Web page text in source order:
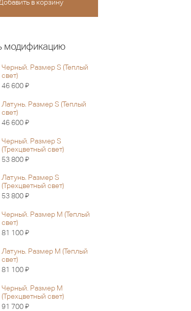
модификацию
Черный. Размер S (Теплый
свет)
46 600Я
Латунь. Размер S (Теплый
свет)
46 600Я
Черный. Размер S
(Трехцветный свет)
53 800Я
Латунь. Размер S
(Трехцветный свет)
53 800Я
Черный. Размер M (Теплый
свет)
81 100Я
Латунь. Размер M (Теплый
свет)
81 100Я
Черный. Размер M
(Трехцветный свет)
91 700Я